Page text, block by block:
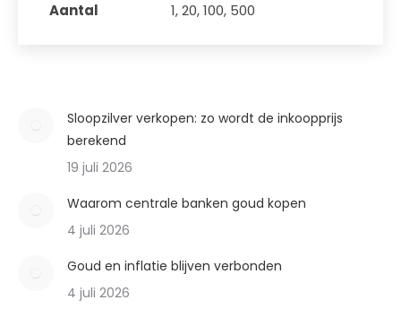
Aantal 1, 20, 100, 500
Sloopzilver verkopen: zo wordt de inkoopprijs
berekend
19 juli 2026
Waarom centrale banken goud kopen
4 juli 2026
Goud en inflatie blijven verbonden
4 juli 2026